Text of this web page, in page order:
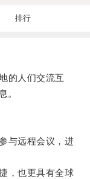
排行
的人们交流互
。
与远程会议，进
，也更具有全球